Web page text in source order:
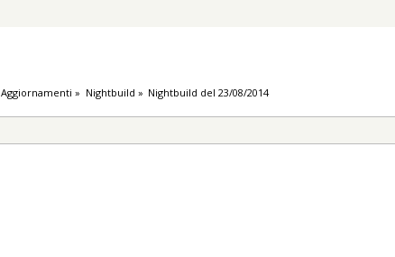
Aggiornamenti » Nightbuild » Nightbuild del 23/08/2014